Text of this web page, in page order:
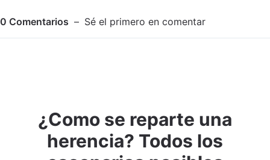
0 Comentarios Sé el primero en comentar
Adjuntar imagen Comentar
¿Como se reparte una
herencia? Todos los